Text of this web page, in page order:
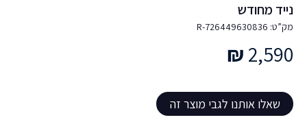
נייד מחודש
מק”ט: 726449630836-R
2,590
₪
שאלו אותנו לגבי מוצר זה